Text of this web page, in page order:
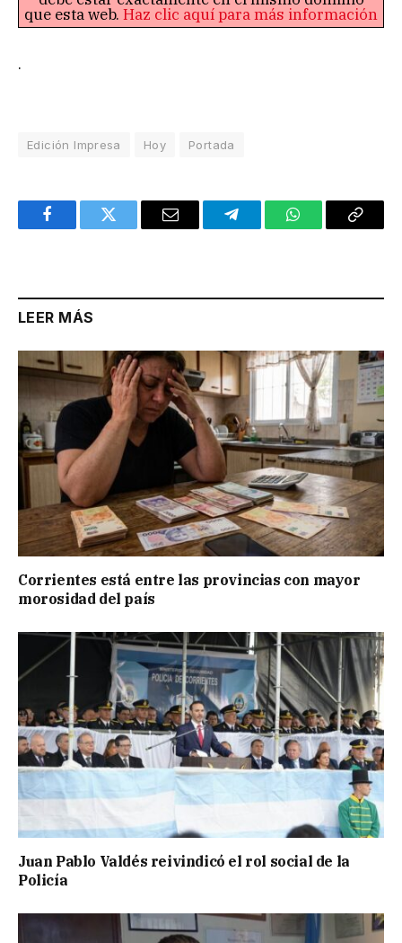
que esta web. Haz clic aquí para más información
.
Edición Impresa Hoy Portada
FacebookTwitter Email TelegramWhatsAppCopy
LEER MÁS
Corrientes está entre las provincias con mayor
morosidad del país
Juan Pablo Valdés reivindicó el rol social de la
Policía